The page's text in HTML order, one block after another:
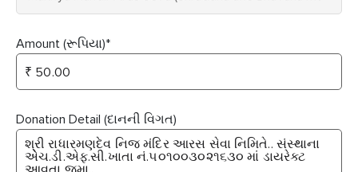
Amount (રૂપિયા)*
Donation Detail (દાનની વિગત)